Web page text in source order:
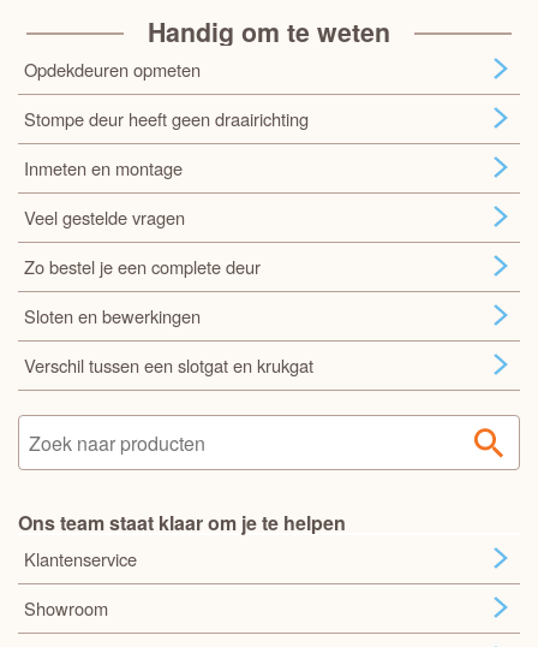
Handig om te weten
Opdekdeuren opmeten
Stompe deur heeft geen draairichting
Inmeten en montage
Veel gestelde vragen
Zo bestel je een complete deur
Sloten en bewerkingen
Verschil tussen een slotgat en krukgat
Ons team staat klaar om je te helpen
Klantenservice
Showroom